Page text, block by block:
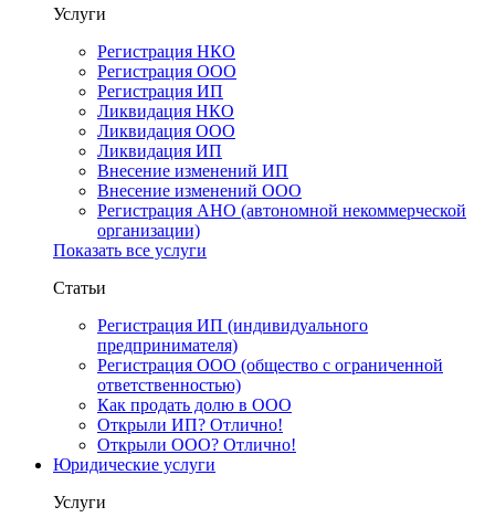
Услуги
Регистрация НКО
Регистрация ООО
Регистрация ИП
Ликвидация НКО
Ликвидация ООО
Ликвидация ИП
Внесение изменений ИП
Внесение изменений ООО
Регистрация АНО (автономной некоммерческой
организации)
Показать все услуги
Статьи
Регистрация ИП (индивидуального
предпринимателя)
Регистрация ООО (общество с ограниченной
ответственностью)
Как продать долю в ООО
Открыли ИП? Отлично!
Открыли ООО? Отлично!
Юридические услуги
Услуги